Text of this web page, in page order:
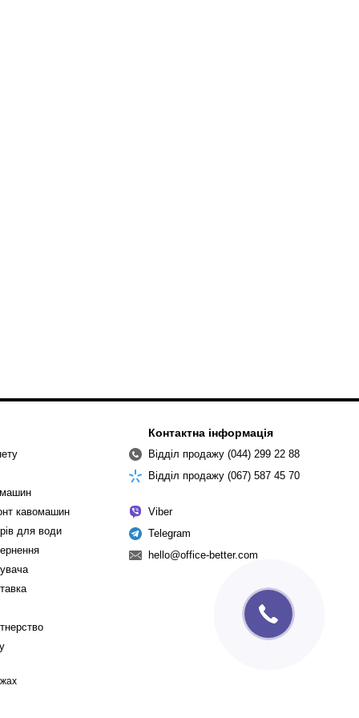
кавомашин
для води
Контактна інформація
Відділ продажу (044) 299 22 88
Відділ продажу (067) 587 45 70
Viber
Telegram
hello@office-better.com